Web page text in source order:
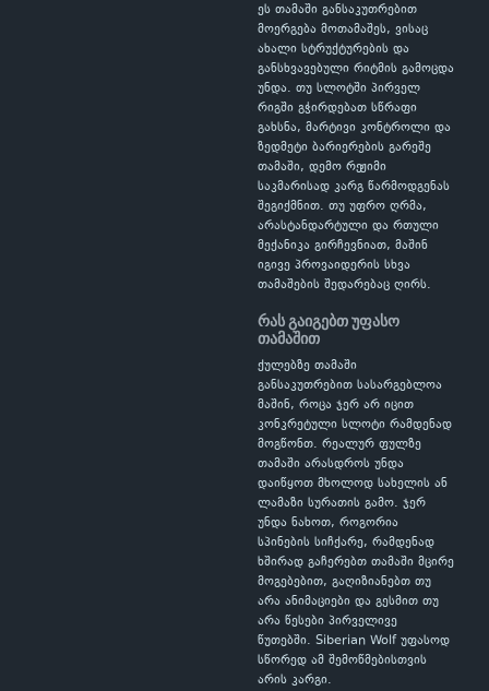
ეს თამაში განსაკუთრებით
მოერგება მოთამაშეს, ვისაც
ახალი სტრუქტურების და
განსხვავებული რიტმის გამოცდა
უნდა. თუ სლოტში პირველ
რიგში გჭირდებათ სწრაფი
გახსნა, მარტივი კონტროლი და
ზედმეტი ბარიერების გარეშე
თამაში, დემო რეჟიმი
საკმარისად კარგ წარმოდგენას
შეგიქმნით. თუ უფრო ღრმა,
არასტანდარტული და რთული
მექანიკა გირჩევნიათ, მაშინ
იგივე პროვაიდერის სხვა
თამაშების შედარებაც ღირს.
რას გაიგებთ უფასო
თამაშით
ქულებზე თამაში
განსაკუთრებით სასარგებლოა
მაშინ, როცა ჯერ არ იცით
კონკრეტული სლოტი რამდენად
მოგწონთ. რეალურ ფულზე
თამაში არასდროს უნდა
დაიწყოთ მხოლოდ სახელის ან
ლამაზი სურათის გამო. ჯერ
უნდა ნახოთ, როგორია
სპინების სიჩქარე, რამდენად
ხშირად გაჩერებთ თამაში მცირე
მოგებებით, გაღიზიანებთ თუ
არა ანიმაციები და გესმით თუ
არა წესები პირველივე
წუთებში. Siberian Wolf უფასოდ
სწორედ ამ შემოწმებისთვის
არის კარგი.